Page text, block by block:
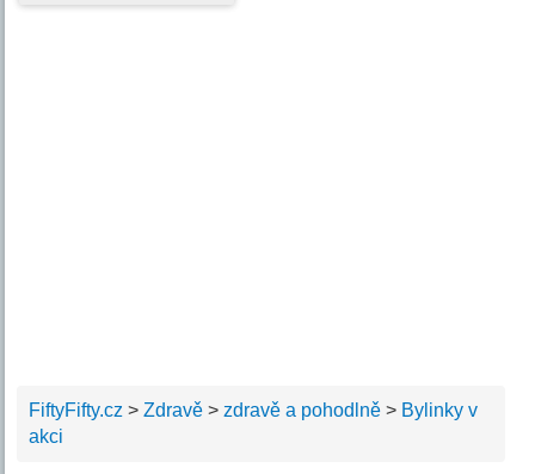
FiftyFifty.cz >Zdravě >zdravě a pohodlně > Bylinky v
akci